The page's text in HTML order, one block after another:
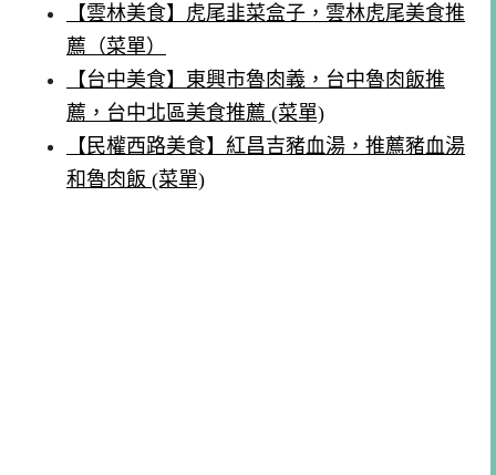
【雲林美食】虎尾韭菜盒子，雲林虎尾美食推
薦（菜單）
【台中美食】東興市魯肉義，台中魯肉飯推
薦，台中北區美食推薦 (菜單)
【民權西路美食】紅昌吉豬血湯，推薦豬血湯
和魯肉飯 (菜單)